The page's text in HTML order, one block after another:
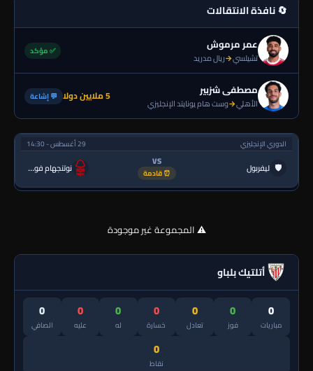
🔄 نافذة الانتقالات
عمر مرموش
تشيلسي→ريال مدريد
✅ مؤكد
مصطفى شزبير
الأهلي→وست هام يونايتد الإنجليزي 5 ملايين دولا 💬 إشاعة
الدوري الإنجليزي 29 أغسطس - 14:30
🛡 ليفربول VS
⏰ قادمة نوتنجهام فورست
⚠️ المجموعة غير موجودة
أتلتيك بلباو
0
مباريات
0
فوز
0
تعادل
0
خسارة
0
له
0
عليه
0
الصافي
0
نقاط